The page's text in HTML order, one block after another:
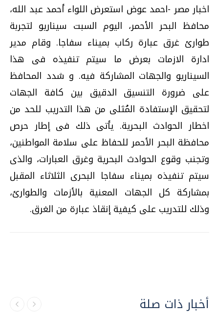
اخبار مصر -احمد عوض استعرض اللواء أحمد عبد الله،
محافظ البحر الأحمر، اليوم السبت سيناريو لتجربة
طوارئ غرق عبارة ركاب بميناء سفاجا. وقام مدير
ادارة الازمات بعرض ما سيتم تنفيذه فى هذا
السيناريو والجهات المشاركة فيه. و شدد المحافظ
على ضرورة التنسيق الدقيق بين كافة الجهات
لتحقيق الإستفادة المُثلى من هذا التدريب للحد من
اخطار الحوادث البحرية. يأتى ذلك فى إطار حرص
محافظة البحر الأحمر للحفاظ على سلامة المواطنين،
وتجنب وقوع الحوادث البحرية وغرق العبارات، والذى
سيتم تنفيذه بميناء سفاجا البحرى الثلاثاء المقبل
بمشاركة كل الجهات المعنية بالأزمات والطوارئ،
وذلك للتدريب على كيفية إنقاذ عبارة من الغرق.
أخبار ذات صلة